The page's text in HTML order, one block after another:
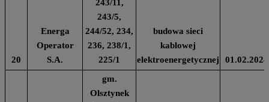
20
Energa
Operator
S.A.
243/11,
243/5,
244/52, 234,
236, 238/1,
225/1
budowa sieci
kablowej
elektroenergetycznej
01.02.2024
gm.
Olsztynek